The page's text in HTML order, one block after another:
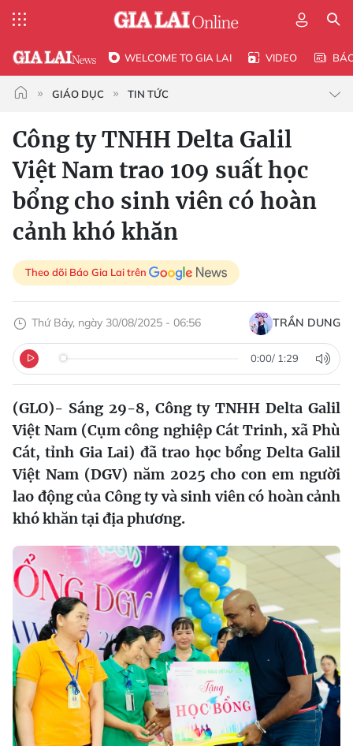
WELCOME TO GIA LAI VIDEO
GIÁO DỤC TIN TỨC
Công ty TNHH Delta Galil
Việt Nam trao 109 suất học
bổng cho sinh viên có hoàn
cảnh khó khăn
Theo dõi Báo Gia Lai trên
Thứ Bảy, ngày 30/08/2025 - 06:56 TRẦN DUNG
0:00/ 1:29
(GLO)- Sáng 29-8, Công ty TNHH Delta Galil
Việt Nam (Cụm công nghiệp Cát Trinh, xã Phù
Cát, tỉnh Gia Lai) đã trao học bổng Delta Galil
Việt Nam (DGV) năm 2025 cho con em người
lao động của Công ty và sinh viên có hoàn cảnh
khó khăn tại địa phương.